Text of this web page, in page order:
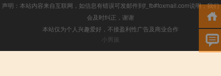
声明：本站内容来自互联网，如信息有错误可发邮件到f_fb#foxmail.com说明，我们
会及时纠正，谢谢
本站仅为个人兴趣爱好，不接盈利性广告及商业合作
小男孩